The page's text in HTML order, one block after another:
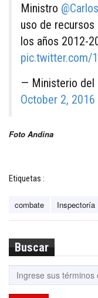
Ministro
uso de
los años 2012-
pic.twitter.com/
— Ministerio del
October 2, 2016
Foto Andina
Etiquetas :
combate Inspectoría
Buscar